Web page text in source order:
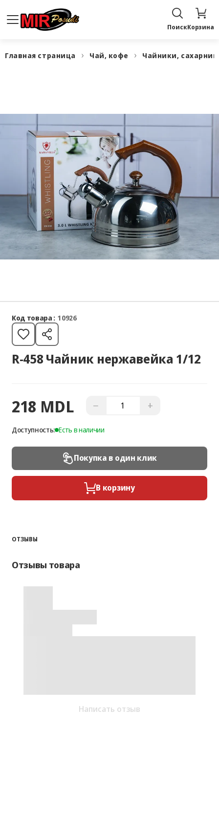
ПоискКорзина
Главная страница Чай, кофе Чайники,
Код товара : 10926
R-458 Чайник нержавейка 1/12
218 MDL − +
Доступность: Есть в наличии
Покупка в один клик
В корзину
ОТЗЫВЫ
Отзывы товара
Написать отзыв